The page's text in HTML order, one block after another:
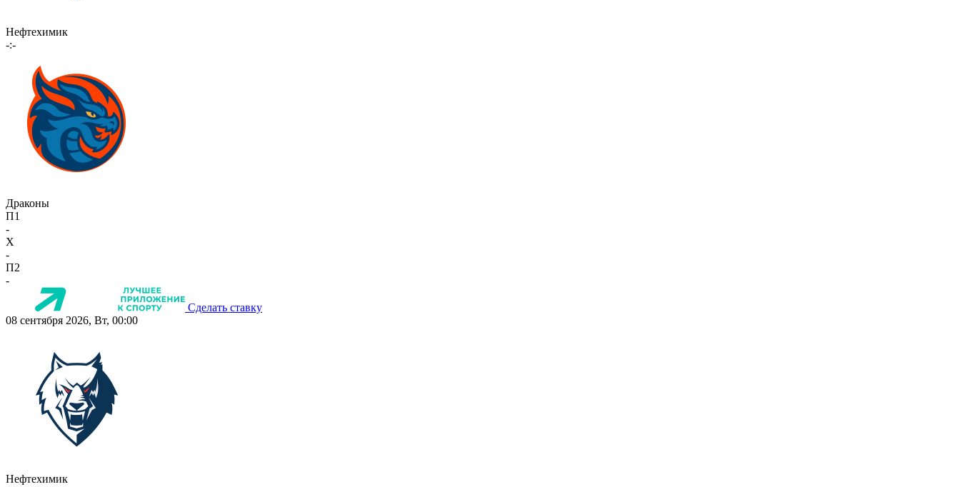
Нефтехимик
-:-
Драконы
П1
-
X
-
П2
-
Сделать ставку
08 сентября 2026, Вт, 00:00
Нефтехимик